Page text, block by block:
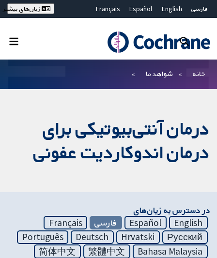
فارسی English
Español
Français
Bahasa Malaysia
ไทย
繁體中文
زبان‌های بیشتر
خانه شواهد ما
درمان آنتی‌بیوتیکی برای
درمان اندوکاردیت عفونی
در دسترس به زیان‌های
English
Español فارسی
Français
Русский
Hrvatski
Deutsch
Português
Bahasa Malaysia
繁體中文
简体中文